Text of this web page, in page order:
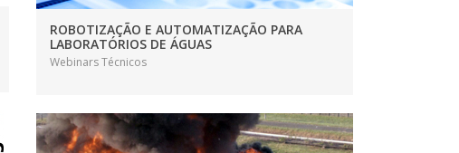
ROBOTIZAÇÃO E AUTOMATIZAÇÃO PARA
LABORATÓRIOS DE ÁGUAS
Webinars Técnicos